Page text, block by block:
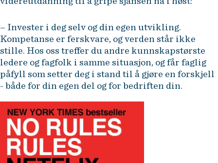
– Invester i deg selv og din egen utvikling.
Kompetanse er ferskvare, og verden står ikke
stille. Hos oss treffer du andre kunnskapstørste
ledere og fagfolk i samme situasjon, og får faglig
påfyll som setter deg i stand til å gjøre en forskjell
- både for din egen del og for bedriften din.